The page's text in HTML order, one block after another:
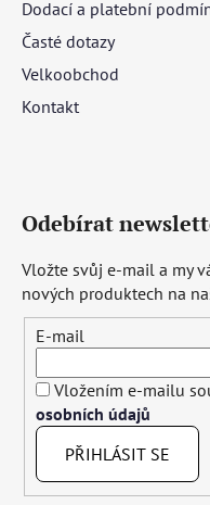
Dodací a platební
Časté dotazy
Velkoobchod
Kontakt
Odebírat
Vložte svůj e-mail a my
nových produktech na
E-mail
Vložením e-mailu
osobních údajů
PŘIHLÁSIT SE